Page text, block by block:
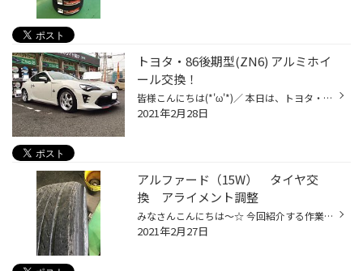
トヨタ・86後期型(ZN6) アルミホイ
ール交換！
皆様こんにちは(*'ω'*)／ 本日は、トヨタ・86後期型(ZN6) の アルミホイール交換をご紹介します(*^▽^*) アルミホイール:「WORK マイスターS1R」 サイズ:17 x 7.0J 5/100 43 (オーダーインセット) 今回は純正からイメージを変えたいという オーナー様の希望に合わせて シルバーの輝きがかっこいい こ...
2021年2月28日
アルファード（15W） タイヤ交
換 アライメント調整
みなさんこんにちは〜☆ 今回紹介する作業事例はこちらです。 ［トヨタ］アルファード 225/55R17 セイバーリング アライメント調整 今回F（フロント）タイヤ2本の交換予定でしたが、 装着していたタイヤが偏摩耗していた為アライメント調整もすることになりました！ 交換する新品のタイヤと比較して...
2021年2月27日